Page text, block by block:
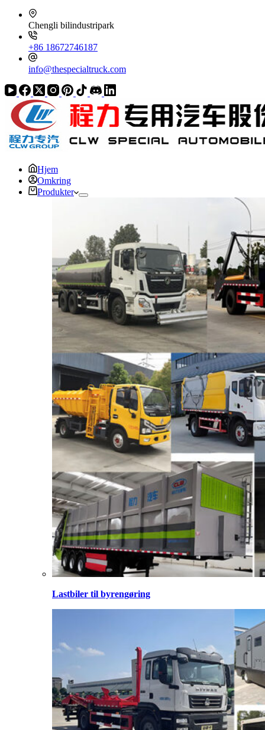
Chengli bilindustripark
+86 18672746187
info@thespecialtruck.com
Hjem
Omkring
Produkter
Lastbiler til byrengøring